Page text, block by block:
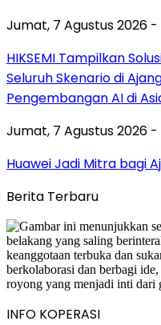
Jumat, 7 Agustus 2026 -
HIKSEMI Tampilkan
Seluruh Skenario di
Pengembangan AI di
Jumat, 7 Agustus 2026 -
Huawei Jadi Mitra bagi
Berita Terbaru
INFO KOPERASI